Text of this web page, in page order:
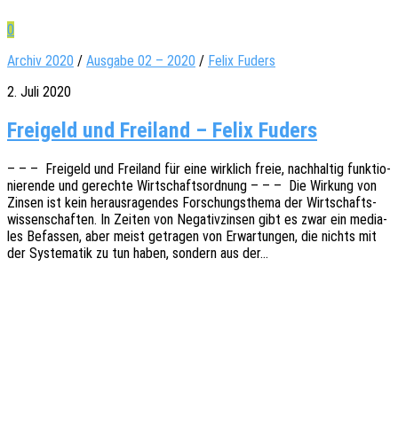
0
Archiv 2020 / Ausgabe 02 – 2020 / Felix Fuders
2. Juli 2020
Freigeld und Freiland – Felix Fuders
– – – Frei­geld und Frei­land für eine wirk­lich freie, nach­hal­tig funk­tio­
nie­ren­de und gerech­te Wirt­schafts­ord­nung – – – Die Wirkung von
Zinsen ist kein heraus­ra­gen­des Forschungs­the­ma der Wirt­schafts­
wis­sen­schaf­ten. In Zeiten von Nega­tiv­zin­sen gibt es zwar ein media­
les Befas­sen, aber meist getra­gen von Erwar­tun­gen, die nichts mit
der Syste­ma­tik zu tun haben, sondern aus der…